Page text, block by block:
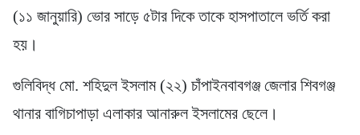
(১১ জানুয়ারি) ভোর সাড়ে ৫টার দিকে তাকে হাসপাতালে ভর্তি করা
হয়।
গুলিবিদ্ধ মো. শহিদুল ইসলাম (২২) চাঁপাইনবাবগঞ্জ জেলার শিবগঞ্জ
থানার বাগিচাপাড়া এলাকার আনারুল ইসলামের ছেলে।